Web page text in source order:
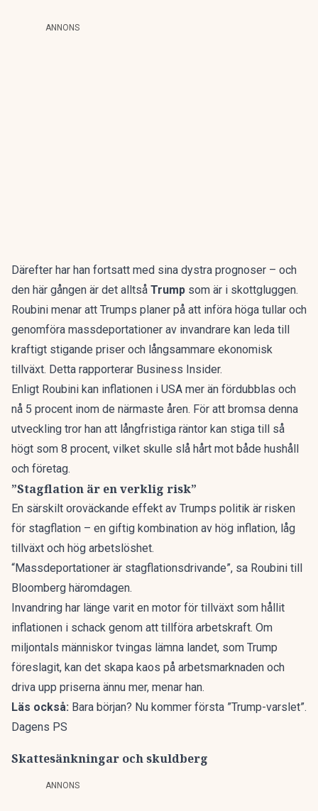
ANNONS
Därefter har han fortsatt med sina dystra prognoser – och
den här gången är det alltså Trump som är i skottgluggen.
Roubini menar att Trumps planer på att införa höga tullar och
genomföra massdeportationer av invandrare kan leda till
kraftigt stigande priser och långsammare ekonomisk
tillväxt. Detta rapporterar Business Insider.
Enligt Roubini kan inflationen i USA mer än fördubblas och
nå 5 procent inom de närmaste åren. För att bromsa denna
utveckling tror han att långfristiga räntor kan stiga till så
högt som 8 procent, vilket skulle slå hårt mot både hushåll
och företag.
”Stagflation är en verklig risk”
En särskilt oroväckande effekt av Trumps politik är risken
för stagflation – en giftig kombination av hög inflation, låg
tillväxt och hög arbetslöshet.
“Massdeportationer är stagflationsdrivande”, sa Roubini till
Bloomberg häromdagen.
Invandring har länge varit en motor för tillväxt som hållit
inflationen i schack genom att tillföra arbetskraft. Om
miljontals människor tvingas lämna landet, som Trump
föreslagit, kan det skapa kaos på arbetsmarknaden och
driva upp priserna ännu mer, menar han.
Läs också: Bara början? Nu kommer första ”Trump-varslet”.
Dagens PS
Skattesänkningar och skuldberg
ANNONS